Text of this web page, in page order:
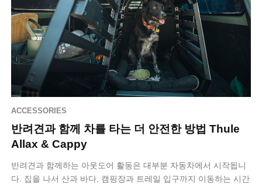
ACCESSORIES
반려견과 함께 차를 타는 더 안전한 방법 Thule
Allax & Cappy
반려견과 함께하는 아웃도어 활동은 대부분 자동차에서 시작됩니
다. 집을 나서 산과 바다, 캠핑장과 트레일 입구까지 이동하는 시간